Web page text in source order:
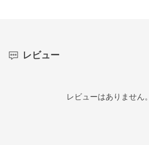
レビュー
レビューはありません。